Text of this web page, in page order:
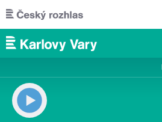
Přejít k hlavnímu obsahu